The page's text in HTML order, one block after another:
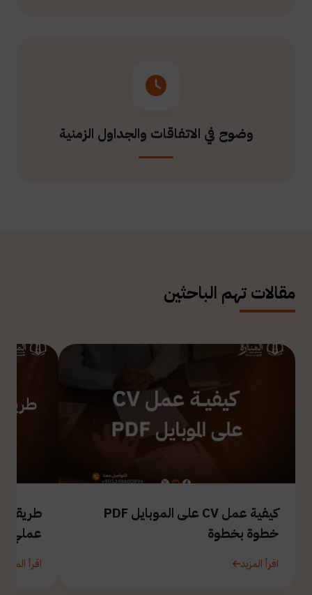
وضوح في الاتفاقات والجداول الزمنية
مقالات تهم الباحثين
كيفية عمل CV على الموبايل PDF
خطوة بخطوة
اقرأ المزيد
طريقة
عملي
اقرأ المزيد